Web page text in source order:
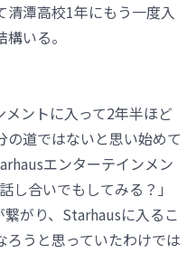
清潭高校1年にもう一度入
いる。
ントに入って2年半ほど
道ではないと思い始めて
エンターテインメン
し合いでもしてみる？」
がり、Starhausに入るこ
ろうと思っていたわけでは